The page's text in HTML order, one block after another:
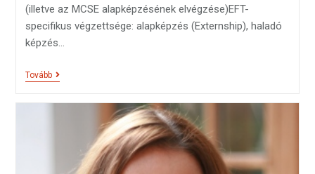
(illetve az MCSE alapképzésének elvégzése)EFT-
specifikus végzettsége: alapképzés (Externship), haladó
képzés…
Tovább